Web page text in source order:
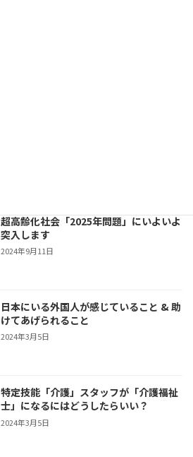
超高齢化社会「2025年問題」にいよいよ
突入します
2024年9月11日
日本にいる外国人が感じていること & 助
けてあげられること
2024年3月5日
特定技能「介護」スタッフが「介護福祉
士」になるにはどうしたらいい？
2024年3月5日